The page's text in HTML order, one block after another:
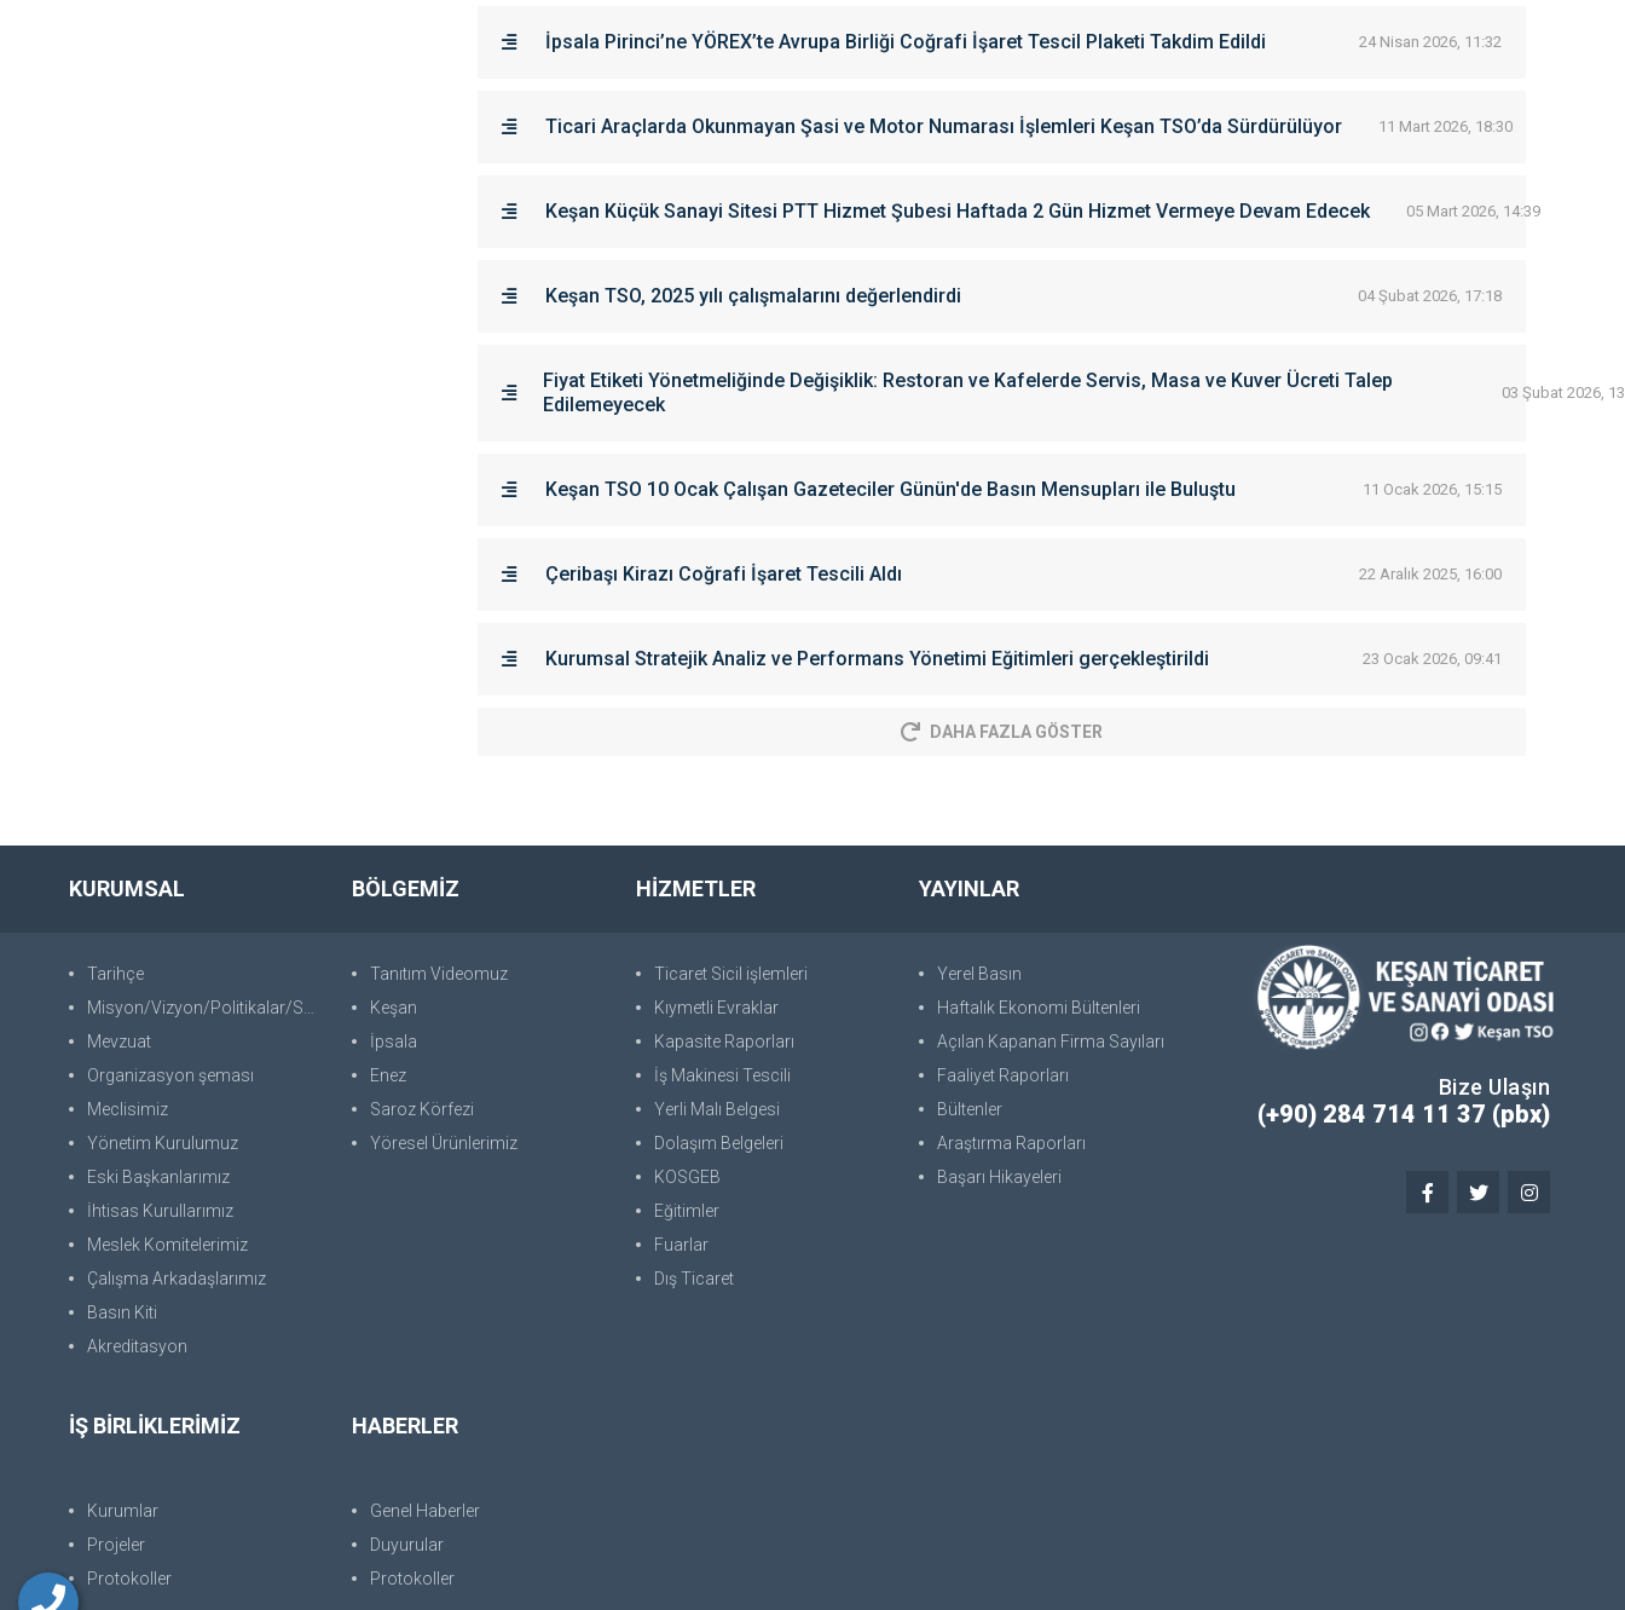
İpsala Pirinci’ne YÖREX’te Avrupa Birliği Coğrafi İşaret Tescil Plaketi Takdim Edildi 24 Nisan 2026, 11:32
Ticari Araçlarda Okunmayan Şasi ve Motor Numarası İşlemleri Keşan TSO’da Sürdürülüyor 11 Mart 2026, 18:30
Keşan Küçük Sanayi Sitesi PTT Hizmet Şubesi Haftada 2 Gün Hizmet Vermeye Devam Edecek 05 Mart 2026, 14:39
Keşan TSO, 2025 yılı çalışmalarını değerlendirdi 04 Şubat 2026, 17:18
Fiyat Etiketi Yönetmeliğinde Değişiklik: Restoran ve Kafelerde Servis, Masa ve Kuver Ücreti Talep
Edilemeyecek
03 Şubat 2026,
Keşan TSO 10 Ocak Çalışan Gazeteciler Günün'de Basın Mensupları ile Buluştu 11 Ocak 2026, 15:15
Çeribaşı Kirazı Coğrafi İşaret Tescili Aldı 22 Aralık 2025, 16:00
Kurumsal Stratejik Analiz ve Performans Yönetimi Eğitimleri gerçekleştirildi 23 Ocak 2026, 09:41
DAHA FAZLA GÖSTER
KURUMSAL
Tarihçe
Misyon/Vizyon/Politikalar/SWOT
Mevzuat
Organizasyon şeması
Meclisimiz
Yönetim Kurulumuz
Eski Başkanlarımız
İhtisas Kurullarımız
Meslek Komitelerimiz
Çalışma Arkadaşlarımız
Basın Kiti
Akreditasyon
BÖLGEMİZ
Tanıtım Videomuz
Keşan
İpsala
Enez
Saroz Körfezi
Yöresel Ürünlerimiz
HİZMETLER
Ticaret Sicil işlemleri
Kıymetli Evraklar
Kapasite Raporları
İş Makinesi Tescili
Yerli Malı Belgesi
Dolaşım Belgeleri
KOSGEB
Eğitimler
Fuarlar
Dış Ticaret
YAYINLAR
Yerel Basın
Haftalık Ekonomi Bültenleri
Açılan Kapanan Firma Sayıları
Faaliyet Raporları
Bültenler
Araştırma Raporları
Başarı Hikayeleri
İŞ BİRLİKLERİMİZ
Kurumlar
Projeler
Protokoller
HABERLER
Genel Haberler
Duyurular
Protokoller
Bize Ulaşın
(+90) 284 714 11 37 (pbx)